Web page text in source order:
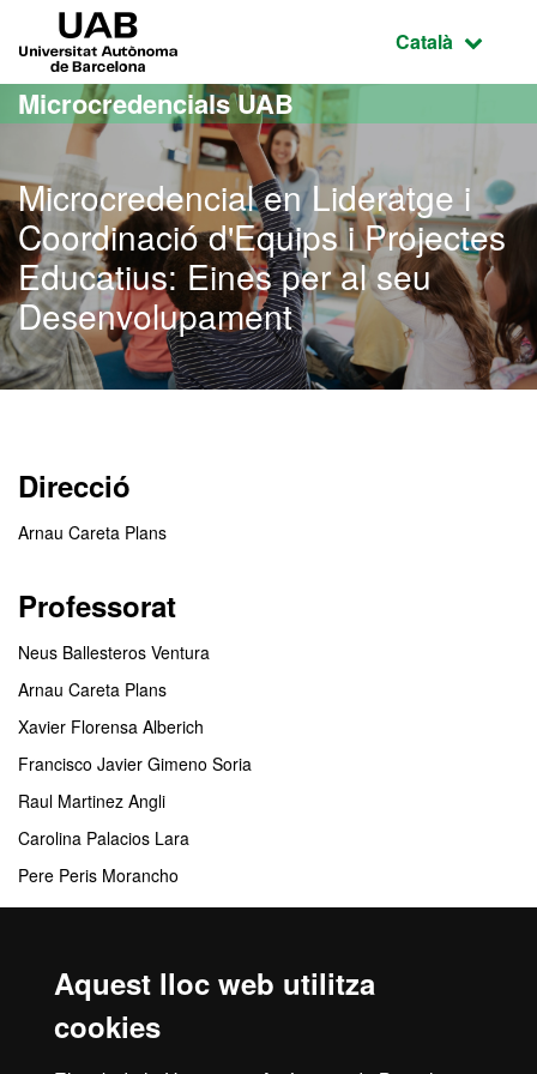
Aquest lloc web utilitza
cookies
Ves al contingut principal
Ves a la navegació de la pàgina
Idioma
Català
Microcredencials UAB
Microcredencial en Lideratge i
Coordinació d'Equips i Projectes
Educatius: Eines per al seu
Desenvolupament
Direcció
Arnau Careta Plans
Professorat
Neus Ballesteros Ventura
Arnau Careta Plans
Xavier Florensa Alberich
Francisco Javier Gimeno Soria
Raul Martinez Angli
Carolina Palacios Lara
Pere Peris Morancho
Escola de Formació Permanent